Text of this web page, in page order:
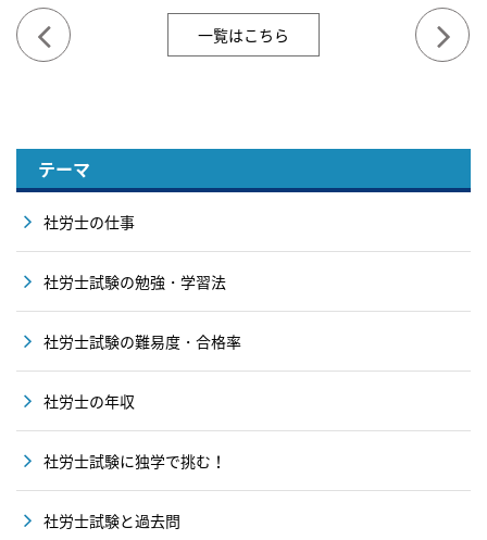
一覧はこちら
テーマ
社労士の仕事
社労士試験の勉強・学習法
社労士試験の難易度・合格率
社労士の年収
社労士試験に独学で挑む！
社労士試験と過去問